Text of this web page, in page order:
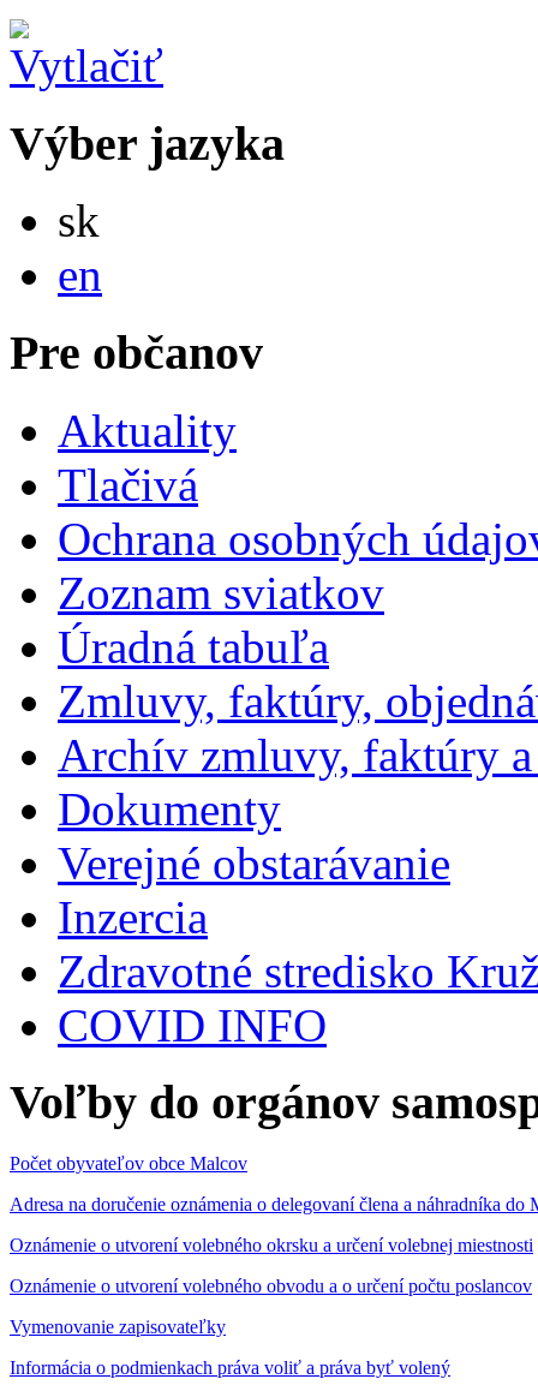
Výber jazyka
sk
en
Pre občanov
Aktuality
Tlačivá
Ochrana osobných
Zoznam sviatkov
Úradná tabuľa
Zmluvy, faktúry,
Archív zmluvy, faktúry
Dokumenty
Verejné obstarávanie
Inzercia
Zdravotné stredisko
COVID INFO
Voľby do orgánov
Počet obyvateľov obce Malcov
Adresa na doručenie oznámenia o delegovaní člena a náhradníka
Oznámenie o utvorení volebného okrsku a určení volebnej miestnosti
Oznámenie o utvorení volebného obvodu a o určení počtu poslancov
Vymenovanie zapisovateľky
Informácia o podmienkach práva voliť a práva byť volený